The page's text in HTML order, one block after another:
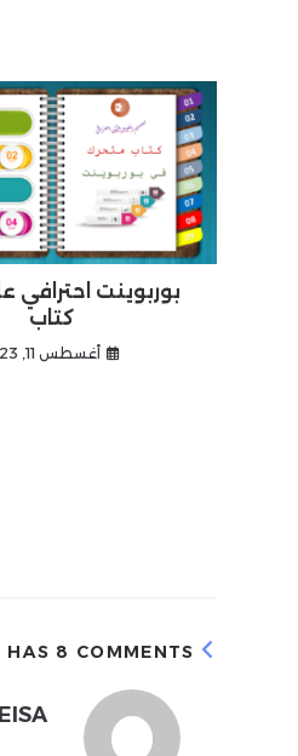
بوربوينت
كتاب
أغسطس 11, 2023
HAS 8 COMMENTS